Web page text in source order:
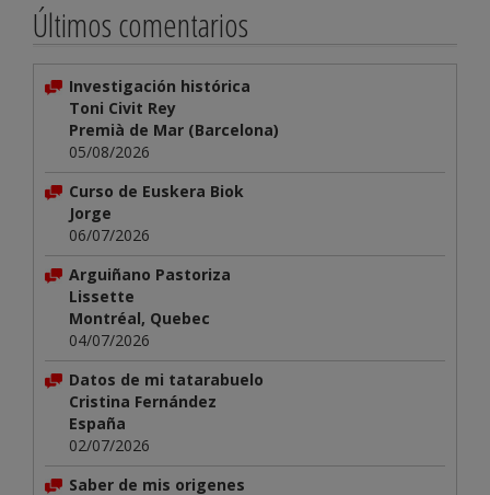
Últimos comentarios
Investigación histórica
Toni Civit Rey
Premià de Mar (Barcelona)
05/08/2026
Curso de Euskera Biok
Jorge
06/07/2026
Arguiñano Pastoriza
Lissette
Montréal, Quebec
04/07/2026
Datos de mi tatarabuelo
Cristina Fernández
España
02/07/2026
Saber de mis origenes